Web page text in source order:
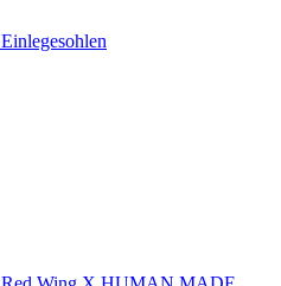
Einlegesohlen